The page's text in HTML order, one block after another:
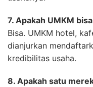
7. Apakah UMKM
Bisa. UMKM hotel,
dianjurkan
kredibilitas usaha.
8. Apakah satu